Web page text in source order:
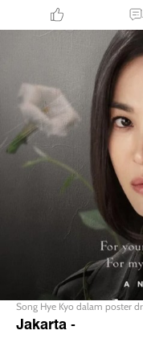
Song Hye Kyo dalam poster
Jakarta-